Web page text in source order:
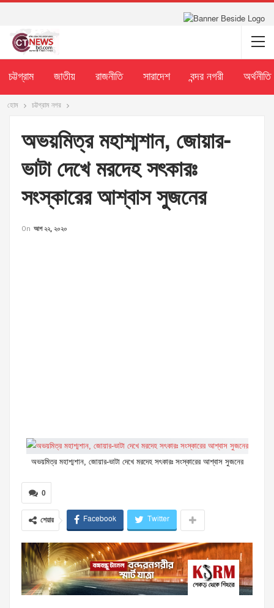
চট্টগ্রাম জাতীয় রাজনীতি সারাদেশ বন্দর নগরী অর্থনীতি
হোম চট্টগ্রাম নগর
অভয়মিত্র মহাশ্মশান, জোয়ার-
ভাটা দেখে মরদেহ সৎকারঃ
সংস্কারের আশ্বাস সুজনের
On আগ ২২, ২০২০
অভয়মিত্র মহাশ্মশান, জোয়ার-ভাটা দেখে মরদেহ সৎকারঃ সংস্কারের আশ্বাস সুজনের
0
শেয়ার Facebook Twitter